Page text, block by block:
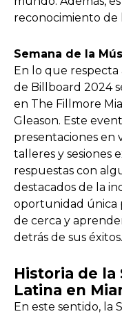
reconocimiento de
Semana de la
En lo que respecta
de Billboard 2024
en The Fillmore
Gleason. Este
presentaciones en
talleres y sesiones
respuestas con
destacados de la
oportunidad única
de cerca y
detrás de sus éxitos.
Historia de la
Latina en
En este sentido, la